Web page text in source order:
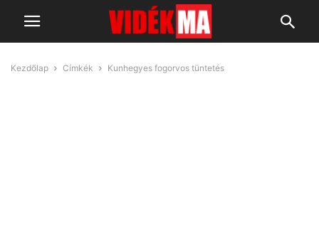
Kezdőlap Címkék Kunhegyes fogorvos tüntetés